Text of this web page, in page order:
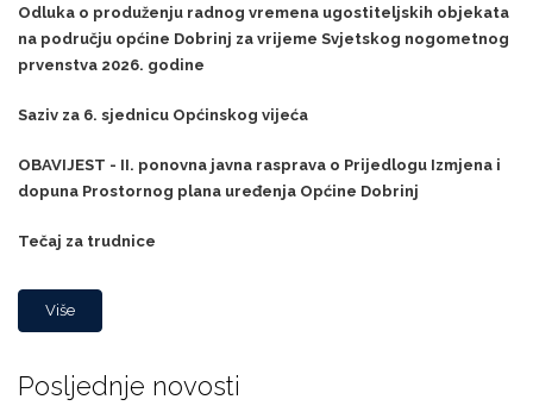
Odluka o produženju radnog vremena ugostiteljskih objekata
na području općine Dobrinj za vrijeme Svjetskog nogometnog
prvenstva 2026. godine
Saziv za 6. sjednicu Općinskog vijeća
OBAVIJEST - II. ponovna javna rasprava o Prijedlogu Izmjena i
dopuna Prostornog plana uređenja Općine Dobrinj
Tečaj za trudnice
Više
Posljednje novosti